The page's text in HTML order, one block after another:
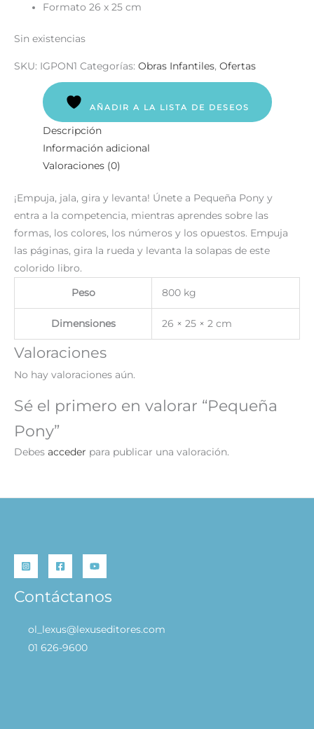
Formato 26 x 25 cm
Sin existencias
SKU: IGPON1 Categorías: Obras Infantiles, Ofertas
AÑADIR A LA LISTA DE DESEOS
Descripción
Información adicional
Valoraciones (0)
¡Empuja, jala, gira y levanta! Únete a Pequeña Pony y
entra a la competencia, mientras aprendes sobre las
formas, los colores, los números y los opuestos. Empuja
las páginas, gira la rueda y levanta la solapas de este
colorido libro.
Peso 800 kg
Dimensiones 26 × 25 × 2 cm
Valoraciones
No hay valoraciones aún.
Sé el primero en valorar “Pequeña
Pony”
Debes acceder para publicar una valoración.
Contáctanos
ol_lexus@lexuseditores.com
01 626-9600